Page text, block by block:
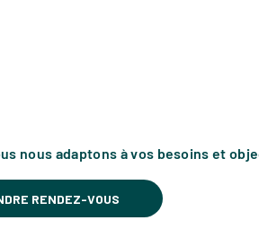
nous adaptons à vos besoins et
RENDEZ-VOUS